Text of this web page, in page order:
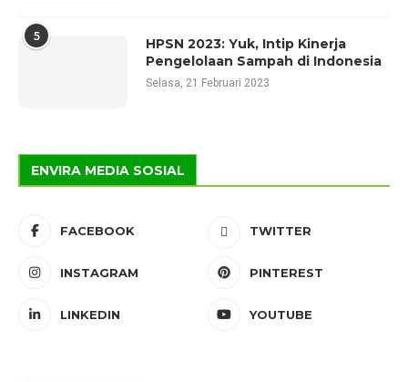
5
HPSN 2023: Yuk, Intip Kinerja
Pengelolaan Sampah di Indonesia
Selasa, 21 Februari 2023
ENVIRA MEDIA SOSIAL
FACEBOOK TWITTER
INSTAGRAM PINTEREST
LINKEDIN YOUTUBE